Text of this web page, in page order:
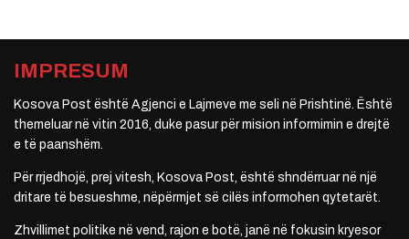
IMPRESUM
Kosova Post është Agjenci e Lajmeve me seli në Prishtinë. Është
themeluar në vitin 2016, duke pasur për mision informimin e drejtë
e të paanshëm.
Për rrjedhojë, prej vitesh, Kosova Post, është shndërruar në një
dritare të besueshme, nëpërmjet së cilës informohen qytetarët.
Zhvillimet politike në vend, rajon e botë, janë në fokusin kryesor